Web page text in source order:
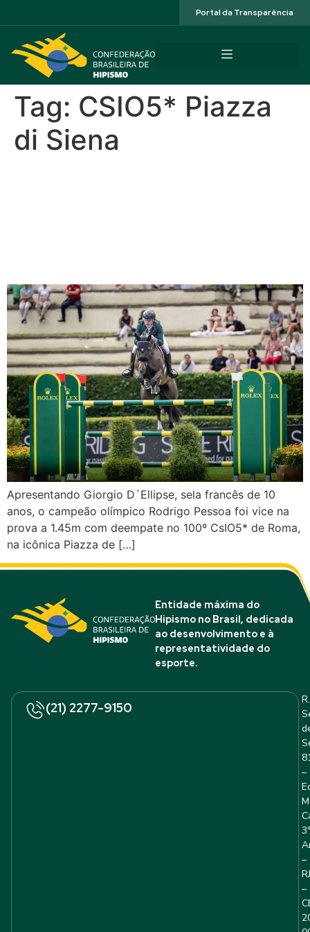
Portal da Transparência
Tag: CSIO5* Piazza
di Siena
Apresentando Giorgio D´Ellipse, sela francês de 10
anos, o campeão olímpico Rodrigo Pessoa foi vice na
prova a 1.45m com deempate no 100º CsIO5* de Roma,
na icônica Piazza de […]
Entidade máxima do
Hipismo no Brasil, dedicada
ao desenvolvimento e à
representatividade do
esporte.
(21) 2277-9150
R.
–
–
RJ
–